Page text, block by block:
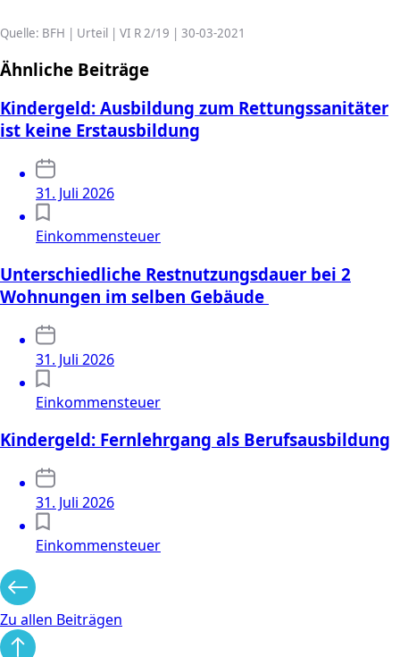
Quelle: BFH | Urteil | VI R 2/19 | 30-03-2021
Ähnliche Beiträge
Kindergeld: Ausbildung zum Rettungssanitäter
ist keine Erstausbildung
31. Juli 2026
Einkommensteuer
Unterschiedliche Restnutzungsdauer bei 2
Wohnungen im selben Gebäude
31. Juli 2026
Einkommensteuer
Kindergeld: Fernlehrgang als Berufsausbildung
31. Juli 2026
Einkommensteuer
Zu allen Beiträgen